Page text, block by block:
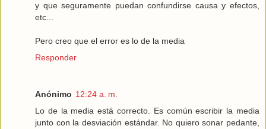
y que seguramente puedan confundirse causa y efectos,
etc...
Pero creo que el error es lo de la media
Responder
Anónimo 12:24 a. m.
Lo de la media está correcto. Es común escribir la media
junto con la desviación estándar. No quiero sonar pedante,